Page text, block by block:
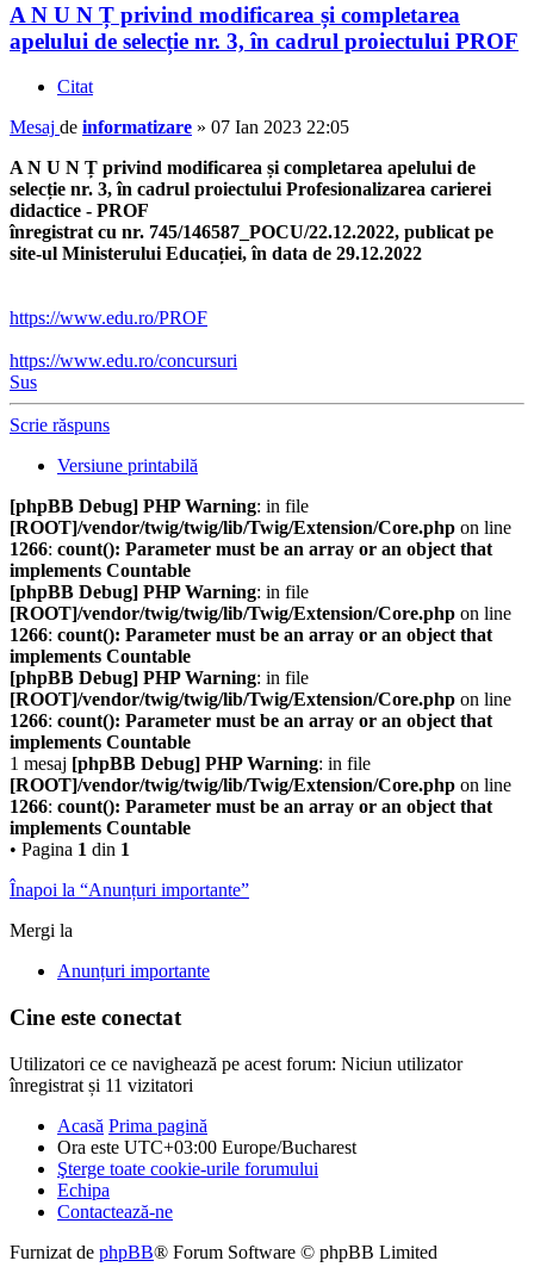
A N U N Ț privind modificarea și completarea
apelului de selecție nr. 3, în cadrul proiectului PROF
Citat
Mesaj de informatizare » 07 Ian 2023 22:05
A N U N Ț privind modificarea și completarea apelului de
selecție nr. 3, în cadrul proiectului Profesionalizarea carierei
didactice - PROF
înregistrat cu nr. 745/146587_POCU/22.12.2022, publicat pe
site-ul Ministerului Educației, în data de 29.12.2022
https://www.edu.ro/PROF
https://www.edu.ro/concursuri
Sus
Scrie răspuns
Versiune printabilă
[phpBB Debug] PHP Warning: in file
[ROOT]/vendor/twig/twig/lib/Twig/Extension/Core.php on line
1266: count(): Parameter must be an array or an object that
implements Countable
[phpBB Debug] PHP Warning: in file
[ROOT]/vendor/twig/twig/lib/Twig/Extension/Core.php on line
1266: count(): Parameter must be an array or an object that
implements Countable
[phpBB Debug] PHP Warning: in file
[ROOT]/vendor/twig/twig/lib/Twig/Extension/Core.php on line
1266: count(): Parameter must be an array or an object that
implements Countable
1 mesaj [phpBB Debug] PHP Warning: in file
[ROOT]/vendor/twig/twig/lib/Twig/Extension/Core.php on line
1266: count(): Parameter must be an array or an object that
implements Countable
• Pagina 1 din 1
Înapoi la “Anunțuri importante”
Mergi la
Anunțuri importante
Cine este conectat
Utilizatori ce ce navighează pe acest forum: Niciun utilizator
înregistrat și 11 vizitatori
Acasă Prima pagină
Ora este UTC+03:00 Europe/Bucharest
Şterge toate cookie-urile forumului
Echipa
Contactează-ne
Furnizat de phpBB® Forum Software © phpBB Limited